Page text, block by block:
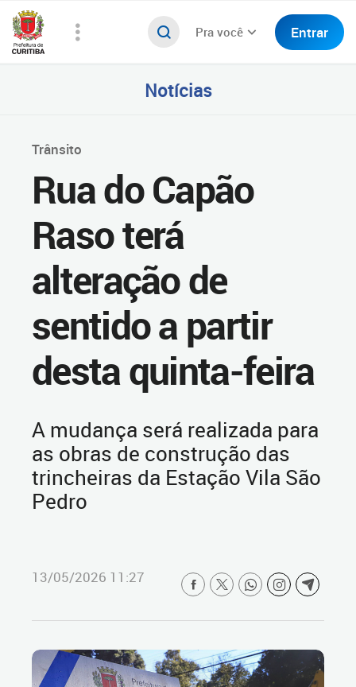
Pra você Entrar
Notícias
Trânsito
Rua do Capão
Raso terá
alteração de
sentido a partir
desta quinta-feira
A mudança será realizada para
as obras de construção das
trincheiras da Estação Vila São
Pedro
13/05/2026 11:27